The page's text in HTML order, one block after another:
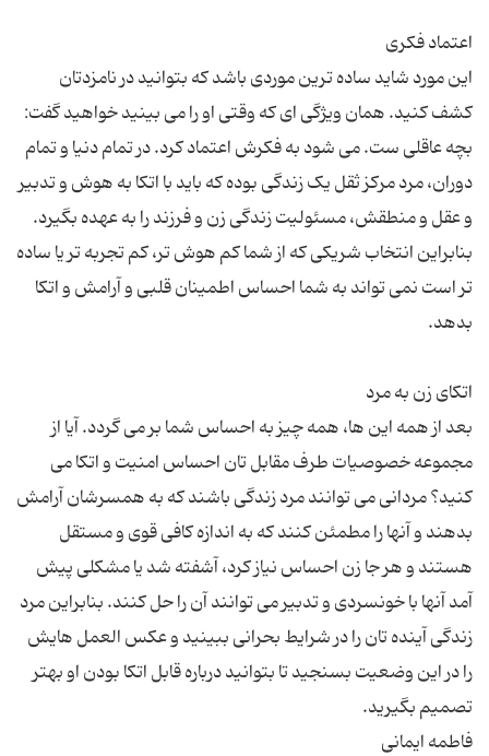
این مورد شاید ساده ترین موردی باشد که بتوانید در نامزدتان
کشف کنید. همان ویژگی ای که وقتی او را می بینید خواهید گفت:
بچه عاقلی ست. می شود به فکرش اعتماد کرد. در تمام دنیا و تمام
دوران، مرد مرکز ثقل یک زندگی بوده که باید با اتکا به هوش و تدبیر
و عقل و منطقش، مسئولیت زندگی زن و فرزند را به عهده بگیرد.
بنابراین انتخاب شریکی که از شما کم هوش تر، کم تجربه تر یا ساده
تر است نمی تواند به شما احساس اطمینان قلبی و آرامش و اتکا
بعد از همه این ها، همه چیز به احساس شما بر می گردد. آیا از
مجموعه خصوصیات طرف مقابل تان احساس امنیت و اتکا می
کنید؟ مردانی می توانند مرد زندگی باشند که به همسرشان آرامش
بدهند و آنها را مطمئن کنند که به اندازه کافی قوی و مستقل
هستند و هر جا زن احساس نیاز کرد، آشفته شد یا مشکلی پیش
آمد آنها با خونسردی و تدبیر می توانند آن را حل کنند. بنابراین مرد
زندگی آینده تان را در شرایط بحرانی ببینید و عکس العمل هایش
را در این وضعیت بسنجید تا بتوانید درباره قابل اتکا بودن او بهتر